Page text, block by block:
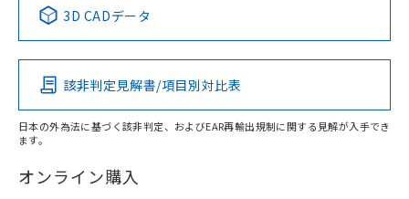
負荷電流-周囲温度定格
Pb Hg Cd Cr(VI)
O
在庫等で未対応品が混在する可能性があります。
この製品の規格認証/適合状況ページへ
その他の認証はこちらのページからご検索ください
3D CADデータ
該非判定見解書/項目別対比表
日本の外為法に基づく該非判定、およびEAR再輸出規制に関する見解が入手でき
ます。
オンライン購入